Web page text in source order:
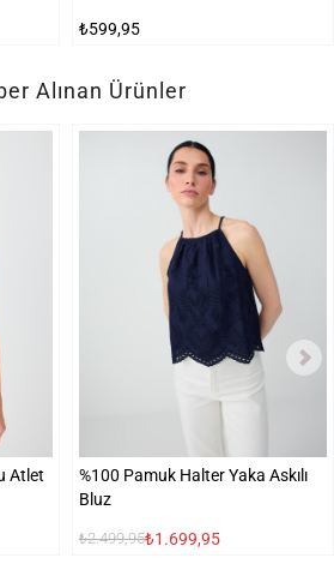
₺599,95
Alınan Ürünler
Atlet
%100 Pamuk Halter Yaka Askılı
Bluz
₺2.499,95₺1.699,95